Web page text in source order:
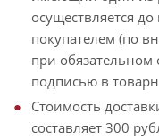
осуществляется
покупателем (по
при
подписью в
Стоимость
составляет 300